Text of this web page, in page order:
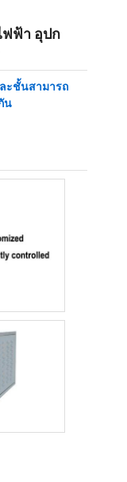
ฟฟ้า อุปก
ะชั้นสามารถ
น